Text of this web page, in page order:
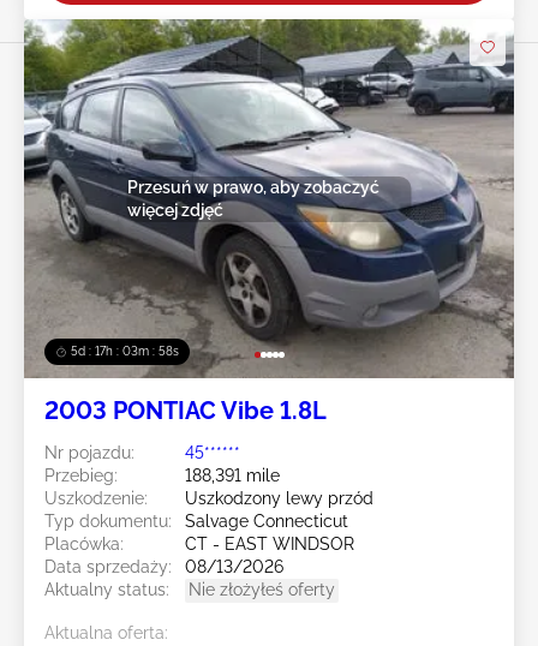
5d : 17h : 03m : 55s
Przesuń w prawo, aby zobaczyć
więcej zdjęć
2003 PONTIAC Vibe 1.8L
Nr pojazdu:
45******
Przebieg:
188,391 mile
Uszkodzenie:
Uszkodzony lewy przód
Typ dokumentu:
Salvage Connecticut
Placówka:
CT - EAST WINDSOR
Data sprzedaży:
08/13/2026
Aktualny status:
Nie złożyłeś oferty
Aktualna oferta: